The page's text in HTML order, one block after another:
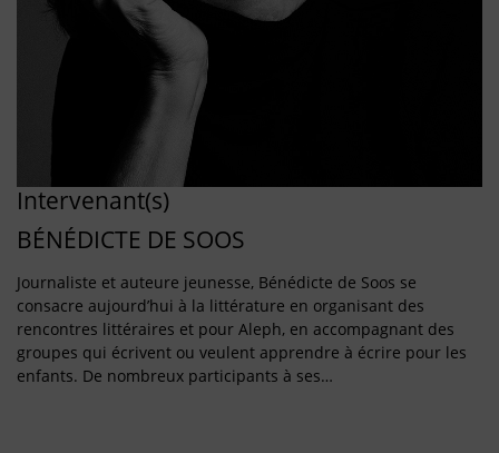
Intervenant(s)
BÉNÉDICTE DE SOOS
Journaliste et auteure jeunesse, Bénédicte de Soos se
consacre aujourd’hui à la littérature en organisant des
rencontres littéraires et pour Aleph, en accompagnant des
groupes qui écrivent ou veulent apprendre à écrire pour les
enfants. De nombreux participants à ses…